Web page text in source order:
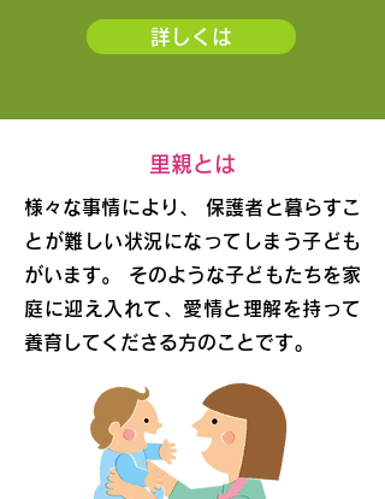
詳しくは
里親とは
様々な事情により、 保護者と暮らすこ
とが難しい状況になってしまう子ども
がいます。 そのような子どもたちを家
庭に迎え入れて、愛情と理解を持って
養育してくださる方のことです｡